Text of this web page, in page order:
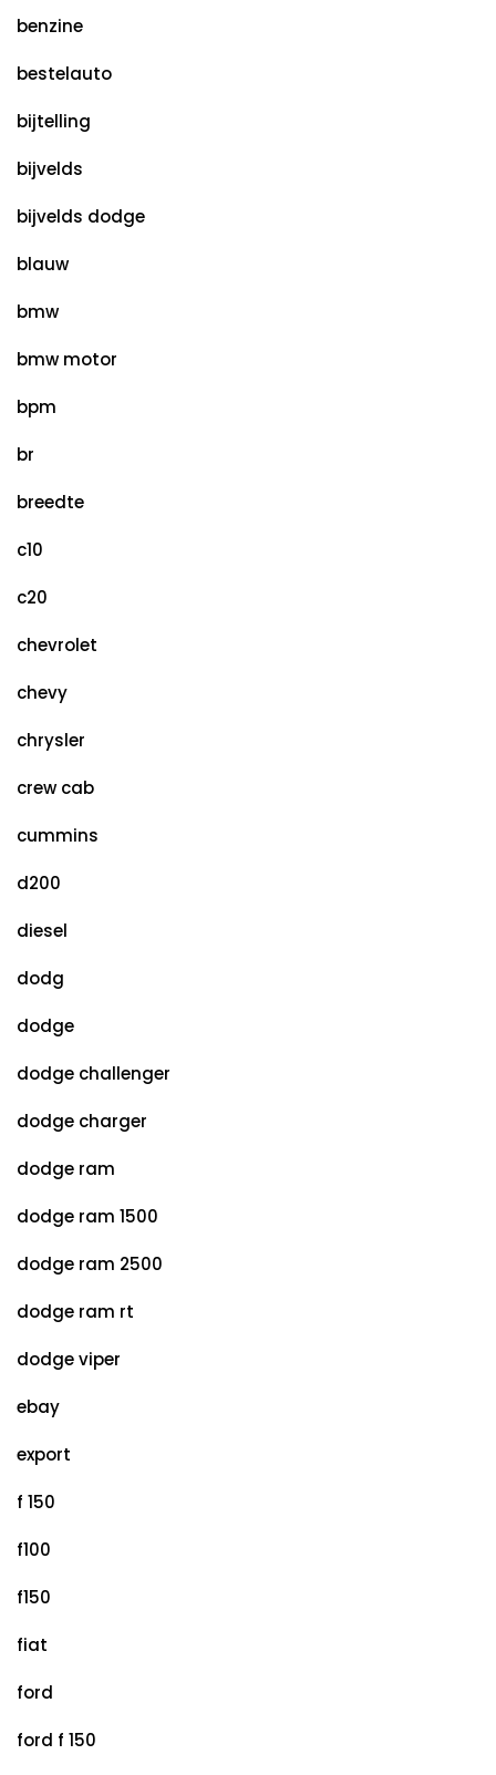
benzine
bestelauto
bijtelling
bijvelds
bijvelds dodge
blauw
bmw
bmw motor
bpm
br
breedte
c10
c20
chevrolet
chevy
chrysler
crew cab
cummins
d200
diesel
dodg
dodge
dodge challenger
dodge charger
dodge ram
dodge ram 1500
dodge ram 2500
dodge ram rt
dodge viper
ebay
export
f 150
f100
f150
fiat
ford
ford f 150